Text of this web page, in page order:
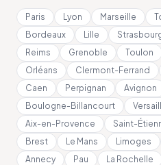
Paris Lyon Marseille
Bordeaux
Lille
Reims
Grenoble Toulon
Orléans
Clermont-Ferrand
Caen
Perpignan Avignon
Boulogne-Billancourt
Aix-en-Provence
Saint-
Brest
Le Mans Limoges
Annecy
Pau La Rochelle